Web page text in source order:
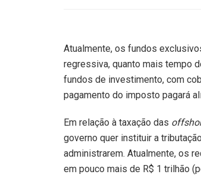
Atualmente, os fundos
regressiva, quanto mais tempo
fundos de investimento, com
pagamento do imposto pagará
Em relação à taxação das
governo quer instituir a
administrarem. Atualmente, os
em pouco mais de R$ 1 trilhão